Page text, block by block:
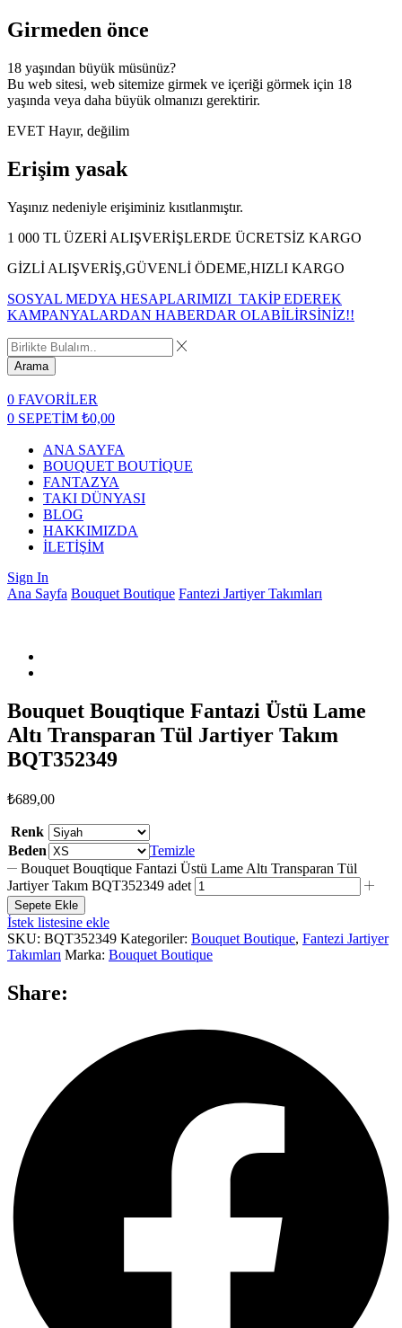
Girmeden önce
18 yaşından büyük müsünüz?
Bu web sitesi, web sitemize girmek ve içeriği görmek için 18
yaşında veya daha büyük olmanızı gerektirir.
EVET Hayır, değilim
Erişim yasak
Yaşınız nedeniyle erişiminiz kısıtlanmıştır.
1 000 TL ÜZERİ ALIŞVERİŞLERDE ÜCRETSİZ KARGO
GİZLİ ALIŞVERİŞ,GÜVENLİ ÖDEME,HIZLI KARGO
SOSYAL MEDYA HESAPLARIMIZI TAKİP EDEREK
KAMPANYALARDAN HABERDAR OLABİLİRSİNİZ!!
Arama
0 FAVORİLER
0 SEPETİM ₺0,00
ANA SAYFA
BOUQUET BOUTİQUE
FANTAZYA
TAKI DÜNYASI
BLOG
HAKKIMIZDA
İLETİŞİM
Sign In
Ana Sayfa Bouquet Boutique Fantezi Jartiyer Takımları
Bouquet Bouqtique Fantazi Üstü Lame
Altı Transparan Tül Jartiyer Takım
BQT352349
₺689,00
Renk
Beden
Temizle
Bouquet Bouqtique Fantazi Üstü Lame Altı Transparan Tül
Jartiyer Takım BQT352349 adet
Sepete Ekle
İstek listesine ekle
SKU: BQT352349 Kategoriler: Bouquet Boutique, Fantezi Jartiyer
Takımları Marka: Bouquet Boutique
Share: